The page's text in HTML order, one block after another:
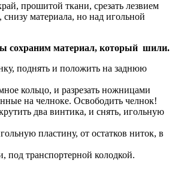
прошитой ткани, срезать лезвием
снизу материала, но над игольной
сохраним материал, который шили.
поднять и положить на заднюю
кольцо, и разрезать ножницами
на челноке. Освободить челнок!
два винтика, и снять, игольную
пластину, от остатков ниток, в
под транспортерной колодкой.